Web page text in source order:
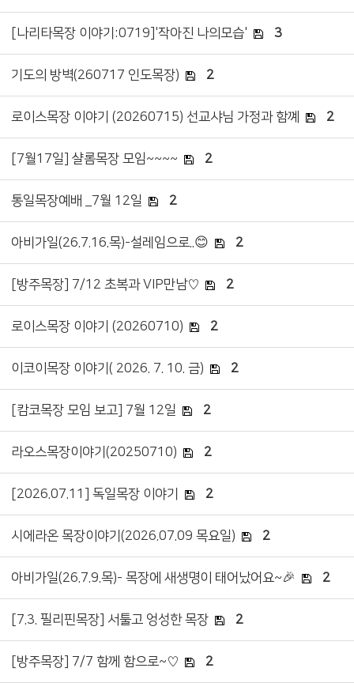
[나리타목장 이야기:0719]'작아진 나의모습' 3
기도의 방벽(260717 인도목장) 2
로이스목장 이야기 (20260715) 선교샤님 가정과 함꼐 2
[7월17일] 샬롬목장 모임~~~~ 2
통일목장예배 _7월 12일 2
아비가일(26.7.16.목)-설레임으로..😊 2
[방주목장] 7/12 초복과 VIP만남♡ 2
로이스목장 이야기 (20260710) 2
이코이목장 이야기( 2026. 7. 10. 금) 2
[캄코목장 모임 보고] 7월 12일 2
라오스목장이야기(20250710) 2
[2026.07.11] 독일목장 이야기 2
시에라온 목장이야기(2026.07.09 목요일) 2
아비가일(26.7.9.목)- 목장에 새생명이 태어났어요~🎉 2
[7.3. 필리핀목장] 서툴고 엉성한 목장 2
[방주목장] 7/7 함께 함으로~♡ 2